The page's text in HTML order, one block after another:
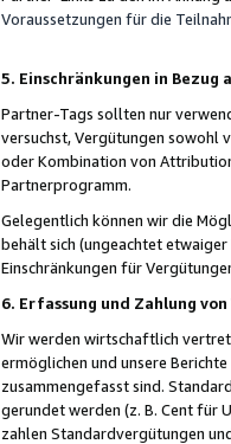
Voraussetzungen für die
5. Einschränkungen in Bezug
Partner-Tags sollten nur
versuchst, Vergütungen sowohl
oder Kombination von
Partnerprogramm.
Gelegentlich können wir die
behält sich (ungeachtet
Einschränkungen für
6. Erfassung und Zahlung
Wir werden wirtschaftlich
ermöglichen und unsere
zusammengefasst sind.
gerundet werden (z. B. Cent für
zahlen Standardvergütungen